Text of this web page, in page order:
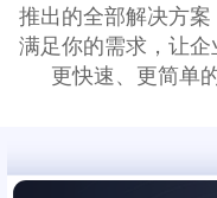
推出的全部解决方
满足你的需求，让企
更快速、更简单